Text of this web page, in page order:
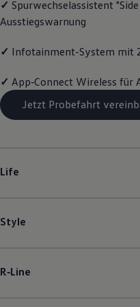
Magazin
Lifestyle
Familie
Pannen- und
Volkswagen
✓ Spurwechselassistent
Ausstiegswarnung
✓ Infotainment-System mit
✓ App‑Connect Wireless für
Jetzt Probefahrt
Life
Style
R‑Line